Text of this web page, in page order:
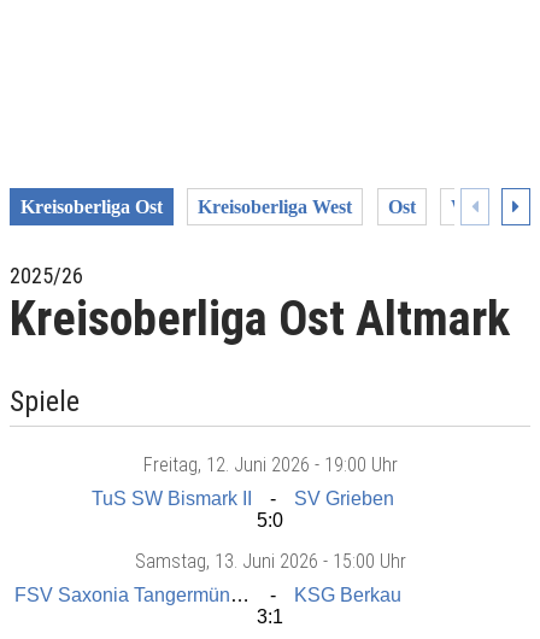
Kreisoberliga Ost Kreisoberliga West Ost West
2025/26
Kreisoberliga Ost Altmark
Spiele
Freitag, 12. Juni 2026 - 19:00 Uhr
TuS SW Bismark II
SV Grieben
5:0
Samstag, 13. Juni 2026 - 15:00 Uhr
FSV Saxonia Tangermünde II
KSG Berkau
3:1